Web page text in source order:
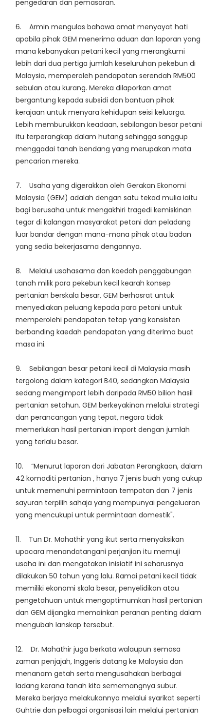
pengedaran dan pemasaran.
6. Armin mengulas bahawa amat menyayat hati
apabila pihak GEM menerima aduan dan laporan yang
mana kebanyakan petani kecil yang merangkumi
lebih dari dua pertiga jumlah keseluruhan pekebun di
Malaysia, memperoleh pendapatan serendah RM500
sebulan atau kurang. Mereka dilaporkan amat
bergantung kepada subsidi dan bantuan pihak
kerajaan untuk menyara kehidupan seisi keluarga.
Lebih memburukkan keadaan, sebilangan besar petani
itu terperangkap dalam hutang sehingga sanggup
menggadai tanah bendang yang merupakan mata
pencarian mereka.
7. Usaha yang digerakkan oleh Gerakan Ekonomi
Malaysia (GEM) adalah dengan satu tekad mulia iaitu
bagi berusaha untuk mengakhiri tragedi kemiskinan
tegar di kalangan masyarakat petani dan peladang
luar bandar dengan mana-mana pihak atau badan
yang sedia bekerjasama dengannya.
8. Melalui usahasama dan kaedah penggabungan
tanah milik para pekebun kecil kearah konsep
pertanian berskala besar, GEM berhasrat untuk
menyediakan peluang kepada para petani untuk
memperolehi pendapatan tetap yang konsisten
berbanding kaedah pendapatan yang diterima buat
masa ini.
9. Sebilangan besar petani kecil di Malaysia masih
tergolong dalam kategori B40, sedangkan Malaysia
sedang mengimport lebih daripada RM50 bilion hasil
pertanian setahun. GEM berkeyakinan melalui strategi
dan perancangan yang tepat, negara tidak
memerlukan hasil pertanian import dengan jumlah
yang terlalu besar.
10. “Menurut laporan dari Jabatan Perangkaan, dalam
42 komoditi pertanian , hanya 7 jenis buah yang cukup
untuk memenuhi permintaan tempatan dan 7 jenis
sayuran terpilih sahaja yang mempunyai pengeluaran
yang mencukupi untuk permintaan domestik".
11. Tun Dr. Mahathir yang ikut serta menyaksikan
upacara menandatangani perjanjian itu memuji
usaha ini dan mengatakan inisiatif ini seharusnya
dilakukan 50 tahun yang lalu. Ramai petani kecil tidak
memiliki ekonomi skala besar, penyelidikan atau
pengetahuan untuk mengoptimumkan hasil pertanian
dan GEM dijangka memainkan peranan penting dalam
mengubah lanskap tersebut.
12. Dr. Mahathir juga berkata walaupun semasa
zaman penjajah, Inggeris datang ke Malaysia dan
menanam getah serta mengusahakan berbagai
ladang kerana tanah kita sememangnya subur.
Mereka berjaya melakukannya melalui syarikat seperti
Guhtrie dan pelbagai organisasi lain melalui pertanian